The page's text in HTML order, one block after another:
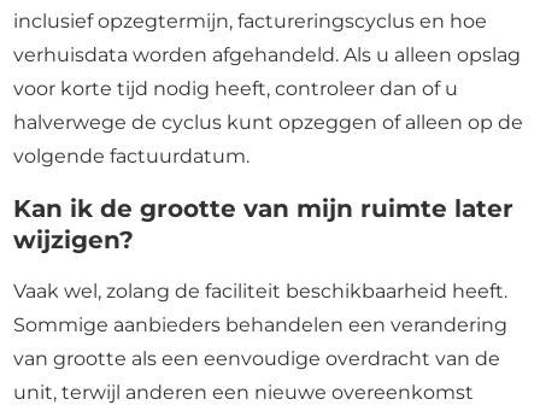
inclusief opzegtermijn, factureringscyclus en hoe
verhuisdata worden afgehandeld. Als u alleen opslag
voor korte tijd nodig heeft, controleer dan of u
halverwege de cyclus kunt opzeggen of alleen op de
volgende factuurdatum.
Kan ik de grootte van mijn ruimte later
wijzigen?
Vaak wel, zolang de faciliteit beschikbaarheid heeft.
Sommige aanbieders behandelen een verandering
van grootte als een eenvoudige overdracht van de
unit, terwijl anderen een nieuwe overeenkomst